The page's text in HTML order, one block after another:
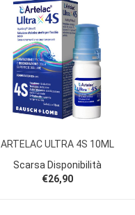
ARTELAC ULTRA 4S 10ML
Scarsa Disponibilità
€26,90